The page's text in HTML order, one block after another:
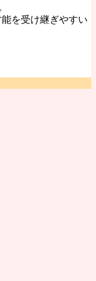
を受け継ぎやすい